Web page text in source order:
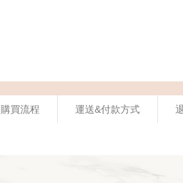
購買流程 運送&付款方式